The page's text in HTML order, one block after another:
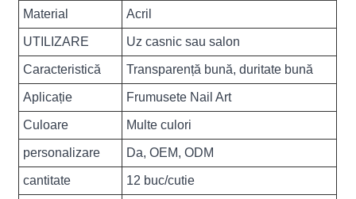
Material Acril
UTILIZARE Uz casnic sau salon
Caracteristică Transparență bună, duritate bună
Aplicație Frumusete Nail Art
Culoare Multe culori
personalizare Da, OEM, ODM
cantitate 12 buc/cutie